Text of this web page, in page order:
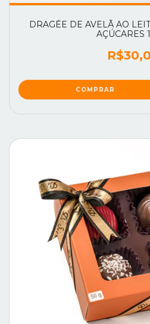
DRAGÉE DE AVELÃ AO
AÇÚCARES